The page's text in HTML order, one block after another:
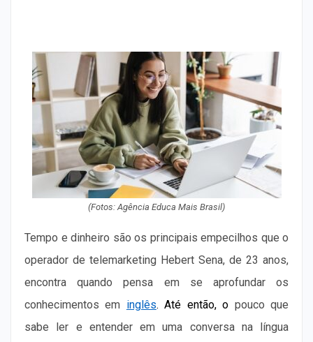
(Fotos: Agência Educa Mais Brasil)
Tempo e dinheiro são os principais empecilhos que o
operador de telemarketing Hebert Sena, de 23 anos,
encontra quando pensa em se aprofundar os
conhecimentos em inglês. Até então, o pouco que
sabe ler e entender em uma conversa na língua